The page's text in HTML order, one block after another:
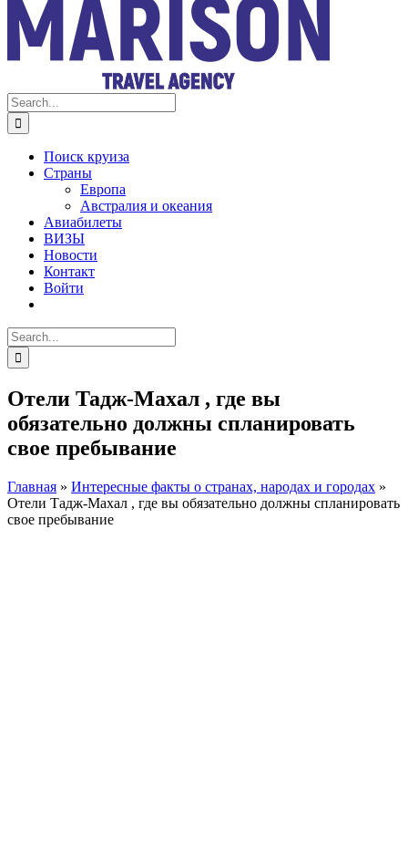
Search
for:
Поиск круиза
Страны
Европа
Австралия и океания
Авиабилеты
ВИЗЫ
Новости
Контакт
Войти
Search
for:
Отели Тадж-Махал , где вы
обязательно должны спланировать
свое пребывание
Главная » Интересные факты о странах, народах и городах »
Отели Тадж-Махал , где вы обязательно должны спланировать
свое пребывание